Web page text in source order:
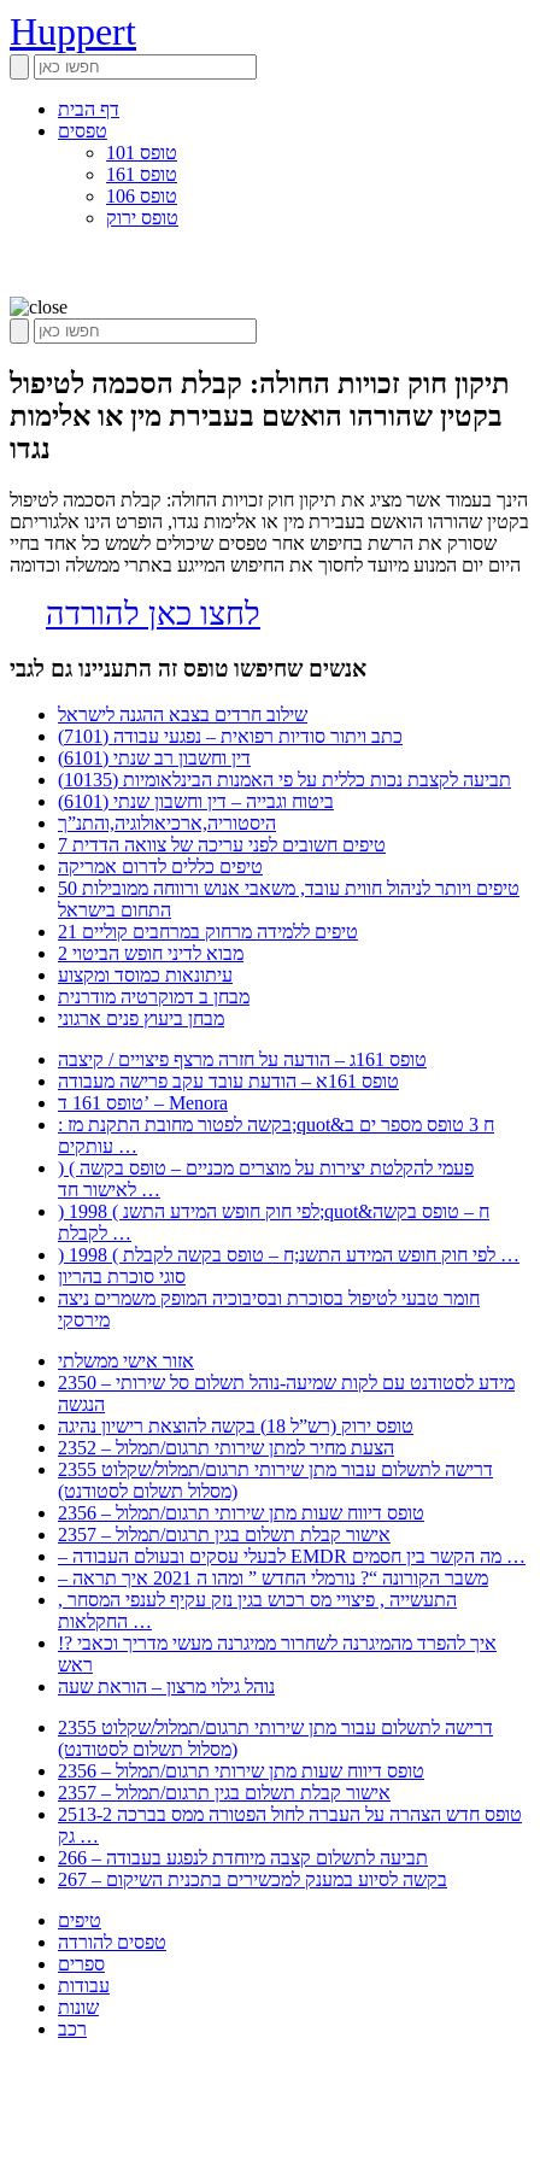
Huppert
דף הבית
טפסים
טופס 101
טופס 161
טופס 106
טופס ירוק
תיקון חוק זכויות החולה: קבלת הסכמה לטיפול
בקטין שהורהו הואשם בעבירת מין או אלימות
נגדו
הינך בעמוד אשר מציג את תיקון חוק זכויות החולה: קבלת הסכמה לטיפול
בקטין שהורהו הואשם בעבירת מין או אלימות נגדו, הופרט הינו אלגוריתם
שסורק את הרשת בחיפוש אחר טפסים שיכולים לשמש כל אחד בחיי
היום יום המנוע מיועד לחסוך את החיפוש המייגע באתרי ממשלה וכדומה
לחצו כאן להורדה
אנשים שחיפשו טופס זה התעניינו גם לגבי
שילוב חרדים בצבא ההגנה לישראל
כתב ויתור סודיות רפואית – נפגעי עבודה (7101)
דין וחשבון רב שנתי (6101)
תביעה לקצבת נכות כללית על פי האמנות הבינלאומיות (10135)
ביטוח וגבייה – דין וחשבון שנתי (6101)
היסטוריה,ארכיאולוגיה,והתנ”ך
7 טיפים חשובים לפני עריכה של צוואה הדדית
טיפים כללים לדרום אמריקה
50 טיפים ויותר לניהול חווית עובד, משאבי אנוש ורווחה ממובילות
התחום בישראל
21 טיפים ללמידה מרחוק במרחבים קוליים
מבוא לדיני חופש הביטוי 2
עיתונאות כמוסד ומקצוע
מבחן ב דמוקרטיה מודרנית
מבחן ביעוץ פנים ארגוני
טופס 161ג – הודעה על חזרה מרצף פיצויים / קיצבה
טופס 161א – הודעת עובד עקב פרישה מעבודה
טופס 161 ד’ – Menora
: בקשה לפטור מחובת התקנת מז;quot&ח 3 טופס מספר ים ב
עותקים …
) ( פעמי להקלטת יצירות על מוצרים מכניים – טופס בקשה
לאישור חד …
) 1998 ( לפי חוק חופש המידע התשנ;quot&ח – טופס בקשה
לקבלת …
) 1998 ( לפי חוק חופש המידע התשנ;ח – טופס בקשה לקבלת …
סוגי סוכרת בהריון
חומר טבעי לטיפול בסוכרת ובסיבוכיה המופק משמרים ניצה
מירסקי
אזור אישי ממשלתי
2350 – מידע לסטודנט עם לקות שמיעה-נוהל תשלום סל שירותי
הנגשה
טופס ירוק (רש”ל 18) בקשה להוצאת רישיון נהיגה
2352 – הצעת מחיר למתן שירותי תרגום/תמלול
2355 דרישה לתשלום עבור מתן שירותי תרגום/תמלול/שקלוט
(מסלול תשלום לסטודנט)
2356 – טופס דיווח שעות מתן שירותי תרגום/תמלול
2357 – אישור קבלת תשלום בגין תרגום/תמלול
– לבעלי עסקים ובעולם העבודה EMDR מה הקשר בין חסמים …
– משבר הקורונה “? נורמלי החדש ” ומהו ה 2021 איך תראה
, התעשייה , פיצויי מס רכוש בגין נזק עקיף לענפי המסחר
החקלאות …
!? איך להפרד מהמיגרנה לשחרור ממיגרנה מעשי מדריך וכאבי
ראש
נוהל גילוי מרצון – הוראת שעה
2355 דרישה לתשלום עבור מתן שירותי תרגום/תמלול/שקלוט
(מסלול תשלום לסטודנט)
2356 – טופס דיווח שעות מתן שירותי תרגום/תמלול
2357 – אישור קבלת תשלום בגין תרגום/תמלול
2513-2 טופס חדש הצהרה על העברה לחול הפטורה ממס בברכה
גק …
266 – תביעה לתשלום קצבה מיוחדת לנפגע בעבודה
267 – בקשה לסיוע במענק למכשירים בתכנית השיקום
טיפים
טפסים להורדה
ספרים
עבודות
שונות
רכב